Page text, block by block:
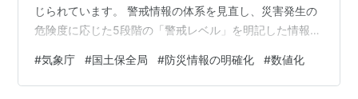
じられています。 警戒情報の体系を見直し、災害発生の
危険度に応じた5段階の「警戒レベル」を明記した情報に
の通りですね。確かに、文字の羅列だけだと深刻さが伝
わらないので、数字を入れるのは大事ですが、やっぱ
#気象庁 #国土保全局 #防災情報の明確化 #数値化